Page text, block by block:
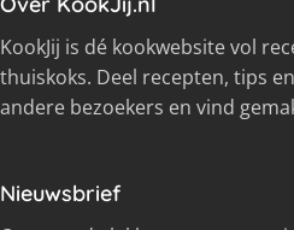
KookJij is dé kookwebsite vol
thuiskoks. Deel recepten, tips
andere bezoekers en vind
Nieuwsbrief